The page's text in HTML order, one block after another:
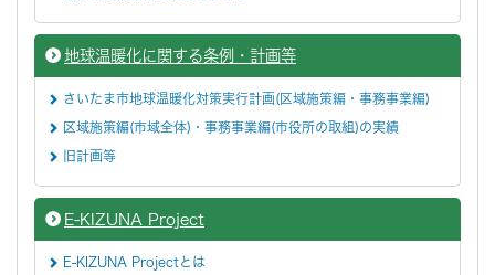
地球温暖化に関する条例・計画等
さいたま市地球温暖化対策実行計画(区域施策編・事務事業編)
区域施策編(市域全体)・事務事業編(市役所の取組)の実績
旧計画等
E-KIZUNA Project
E-KIZUNA Projectとは